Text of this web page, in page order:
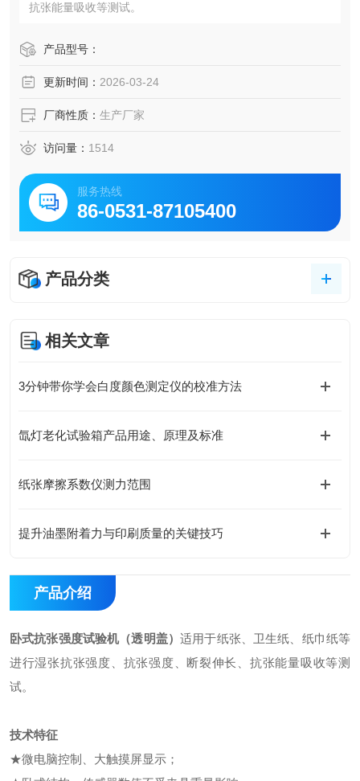
抗张能量吸收等测试。
产品型号：
更新时间： 2026-03-24
厂商性质： 生产厂家
访问量： 1514
服务热线
86-0531-87105400
产品分类
相关文章
3分钟带你学会白度颜色测定仪的校准方法
氙灯老化试验箱产品用途、原理及标准
纸张摩擦系数仪测力范围
提升油墨附着力与印刷质量的关键技巧
产品介绍
卧式抗张强度试验机（透明盖）适用于纸张、卫生纸、纸巾纸等
进行湿张抗张强度、抗张强度、断裂伸长、抗张能量吸收等测
试。
技术特征
★微电脑控制、大触摸屏显示；